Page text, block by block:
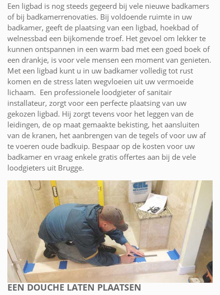
Een ligbad is nog steeds gegeerd bij vele nieuwe badkamers
of bij badkamerrenovaties. Bij voldoende ruimte in uw
badkamer, geeft de plaatsing van een ligbad, hoekbad of
welnessbad een bijkomende troef. Het gevoel om lekker te
kunnen ontspannen in een warm bad met een goed boek of
een drankje, is voor vele mensen een moment van genieten.
Met een ligbad kunt u in uw badkamer volledig tot rust
komen en de stress laten wegvloeien uit uw vermoeide
lichaam. Een professionele loodgieter of sanitair
installateur, zorgt voor een perfecte plaatsing van uw
gekozen ligbad. Hij zorgt tevens voor het leggen van de
leidingen, de op maat gemaakte bekisting, het aansluiten
van de kranen, het aanbrengen van de tegels of voor uw af
te voeren oude badkuip. Bespaar op de kosten voor uw
badkamer en vraag enkele gratis offertes aan bij de vele
loodgieters uit Brugge.
EEN DOUCHE LATEN PLAATSEN